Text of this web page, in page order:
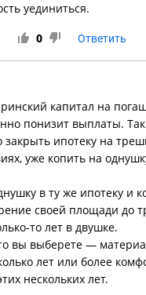
уединиться.
0 Ответить
капитал на
понизит выплаты.
ипотеку на
уже копить на
в ту же ипотеку и
своей площади до
то лет в двушке.
вы выберете —
лет или более
нескольких лет.